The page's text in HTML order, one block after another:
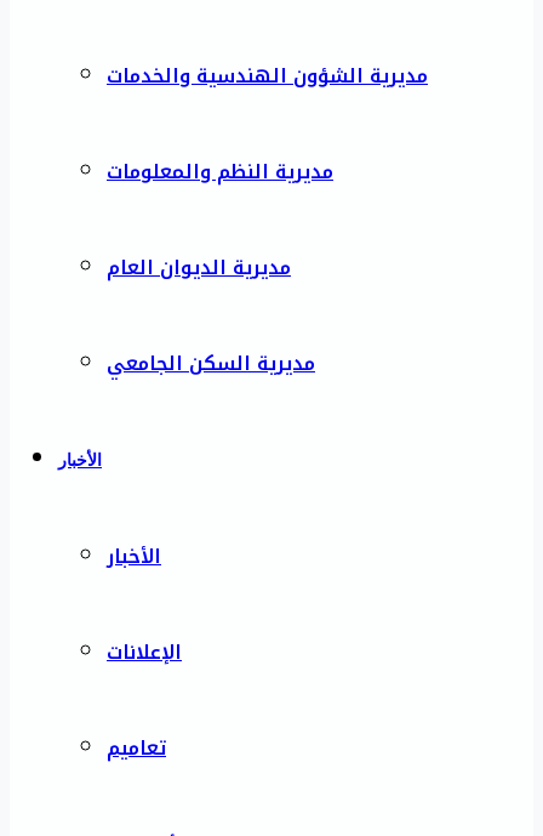
مديرية الشؤون الهندسية والخدمات
مديرية النظم والمعلومات
مديرية الديوان العام
مديرية السكن الجامعي
الأخبار
الأخبار
الإعلانات
تعاميم